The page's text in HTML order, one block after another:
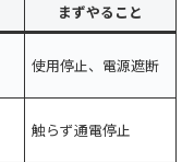
まずやること
使用停止、電源遮断
触らず通電停止